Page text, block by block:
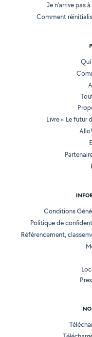
Je n'arrive pas
Comment
Livre « Le futur
Conditions
Politique de
Référencement,